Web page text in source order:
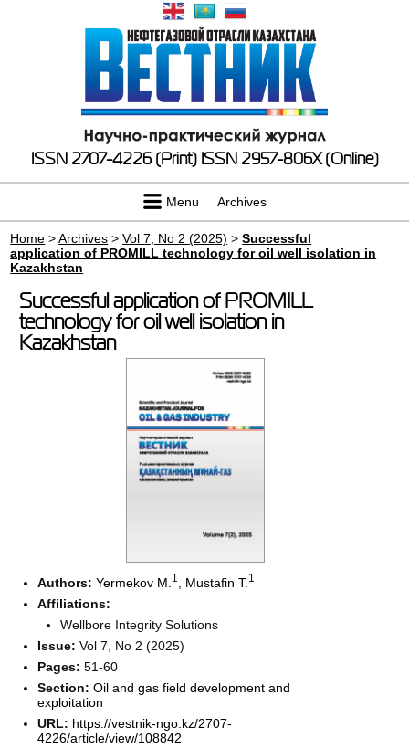
ISSN 2707-4226 (Print) ISSN 2957-806X (Online)
Menu Archives
Home >Archives >Vol 7, No 2 (2025) >Successful
application of PROMILL technology for oil well isolation in
Kazakhstan
Successful application of PROMILL
technology for oil well isolation in
Kazakhstan
Authors:Yermekov M. 1 Mustafin T. 1
Affiliations:
Wellbore Integrity Solutions
Issue:Vol 7, No 2 (2025)
Pages:51-60
Section:Oil and gas field development and
exploitation
URL: https://vestnik-ngo.kz/2707-
4226/article/view/108842